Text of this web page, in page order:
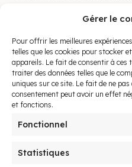
Gérer le
Pour offrir les meilleures
telles que les cookies pour stocker
appareils. Le fait de consentir à ces
traiter des données telles que le
uniques sur ce site. Le fait de ne
consentement peut avoir un effet
et fonctions.
Fonctionnel
Statistiques
Il est rare d’intervenir avant
la confiance de nos clients et